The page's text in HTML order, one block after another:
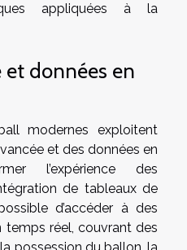
appliquées à la
et données en
modernes exploitent
et des données en
l’expérience des
de tableaux de
d’accéder à des
réel, couvrant des